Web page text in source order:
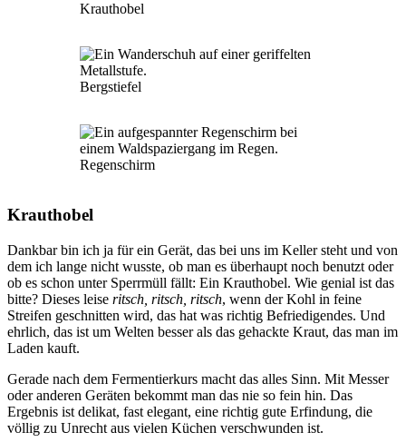
Krauthobel
Bergstiefel
Regenschirm
Krauthobel
Dankbar bin ich ja für ein Gerät, das bei uns im Keller steht und von
dem ich lange nicht wusste, ob man es überhaupt noch benutzt oder
ob es schon unter Sperrmüll fällt: Ein Krauthobel. Wie genial ist das
bitte? Dieses leise ritsch, ritsch, ritsch, wenn der Kohl in feine
Streifen geschnitten wird, das hat was richtig Befriedigendes. Und
ehrlich, das ist um Welten besser als das gehackte Kraut, das man im
Laden kauft.
Gerade nach dem Fermentierkurs macht das alles Sinn. Mit Messer
oder anderen Geräten bekommt man das nie so fein hin. Das
Ergebnis ist delikat, fast elegant, eine richtig gute Erfindung, die
völlig zu Unrecht aus vielen Küchen verschwunden ist.